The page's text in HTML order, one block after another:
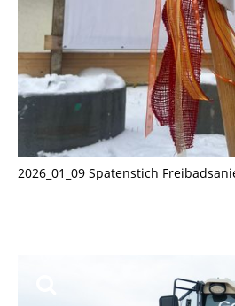
2026_01_09 Spatenstich